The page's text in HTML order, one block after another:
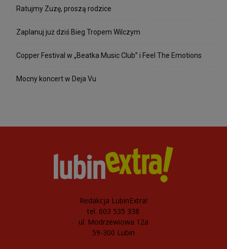
Ratujmy Zuzę, proszą rodzice
Zaplanuj już dziś Bieg Tropem Wilczym
Copper Festival w „Beatka Music Club” i Feel The Emotions
Mocny koncert w Deja Vu
Redakcja LubinExtra!
tel. 603 535 338
ul. Modrzewiowa 12a
59-300 Lubin